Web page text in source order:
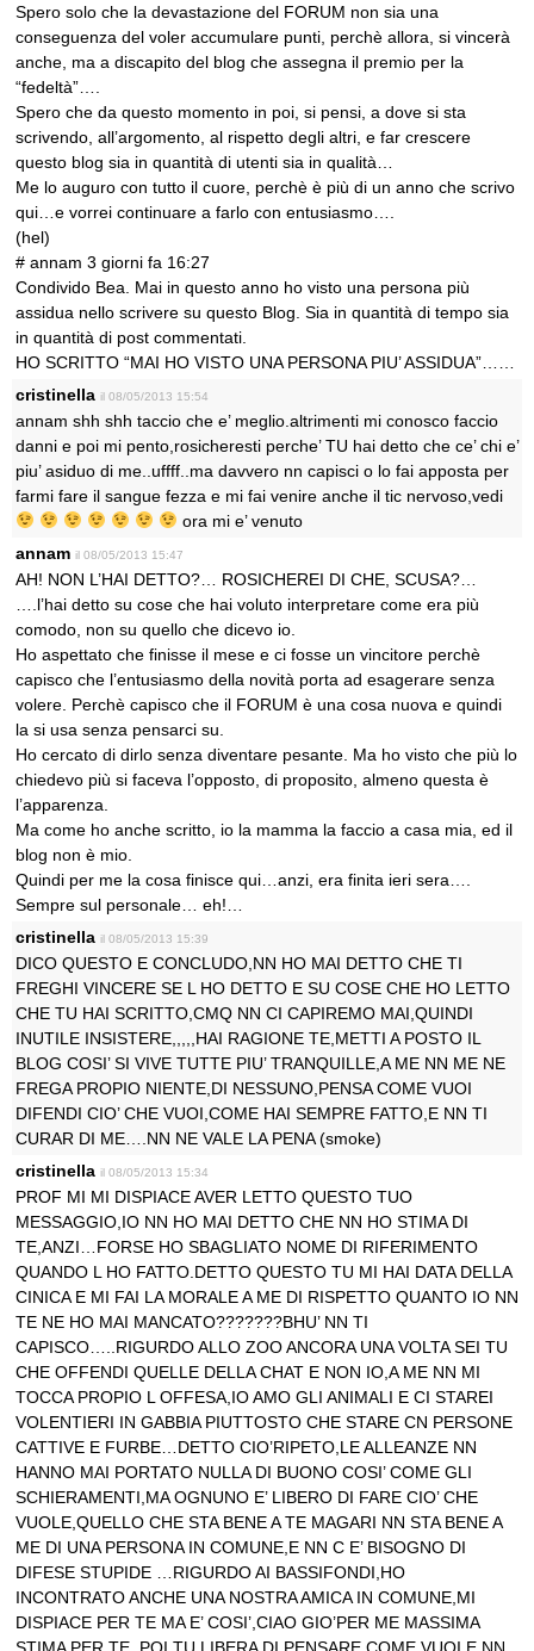
Spero solo che la devastazione del FORUM non sia una
conseguenza del voler accumulare punti, perchè allora, si vincerà
anche, ma a discapito del blog che assegna il premio per la
“fedeltà”….
Spero che da questo momento in poi, si pensi, a dove si sta
scrivendo, all’argomento, al rispetto degli altri, e far crescere
questo blog sia in quantità di utenti sia in qualità…
Me lo auguro con tutto il cuore, perchè è più di un anno che scrivo
qui…e vorrei continuare a farlo con entusiasmo….
(hel)
# annam 3 giorni fa 16:27
Condivido Bea. Mai in questo anno ho visto una persona più
assidua nello scrivere su questo Blog. Sia in quantità di tempo sia
in quantità di post commentati.
HO SCRITTO “MAI HO VISTO UNA PERSONA PIU’ ASSIDUA”……
cristinella il 08/05/2013 15:54
annam shh shh taccio che e’ meglio.altrimenti mi conosco faccio
danni e poi mi pento,rosicheresti perche’ TU hai detto che ce’ chi e’
piu’ asiduo di me..uffff..ma davvero nn capisci o lo fai apposta per
farmi fare il sangue fezza e mi fai venire anche il tic nervoso,vedi
ora mi e’ venuto
annam il 08/05/2013 15:47
AH! NON L’HAI DETTO?… ROSICHEREI DI CHE, SCUSA?…
….l’hai detto su cose che hai voluto interpretare come era più
comodo, non su quello che dicevo io.
Ho aspettato che finisse il mese e ci fosse un vincitore perchè
capisco che l’entusiasmo della novità porta ad esagerare senza
volere. Perchè capisco che il FORUM è una cosa nuova e quindi
la si usa senza pensarci su.
Ho cercato di dirlo senza diventare pesante. Ma ho visto che più lo
chiedevo più si faceva l’opposto, di proposito, almeno questa è
l’apparenza.
Ma come ho anche scritto, io la mamma la faccio a casa mia, ed il
blog non è mio.
Quindi per me la cosa finisce qui…anzi, era finita ieri sera….
Sempre sul personale… eh!…
cristinella il 08/05/2013 15:39
DICO QUESTO E CONCLUDO,NN HO MAI DETTO CHE TI
FREGHI VINCERE SE L HO DETTO E SU COSE CHE HO LETTO
CHE TU HAI SCRITTO,CMQ NN CI CAPIREMO MAI,QUINDI
INUTILE INSISTERE,,,,,HAI RAGIONE TE,METTI A POSTO IL
BLOG COSI’ SI VIVE TUTTE PIU’ TRANQUILLE,A ME NN ME NE
FREGA PROPIO NIENTE,DI NESSUNO,PENSA COME VUOI
DIFENDI CIO’ CHE VUOI,COME HAI SEMPRE FATTO,E NN TI
CURAR DI ME….NN NE VALE LA PENA (smoke)
cristinella il 08/05/2013 15:34
PROF MI MI DISPIACE AVER LETTO QUESTO TUO
MESSAGGIO,IO NN HO MAI DETTO CHE NN HO STIMA DI
TE,ANZI…FORSE HO SBAGLIATO NOME DI RIFERIMENTO
QUANDO L HO FATTO.DETTO QUESTO TU MI HAI DATA DELLA
CINICA E MI FAI LA MORALE A ME DI RISPETTO QUANTO IO NN
TE NE HO MAI MANCATO???????BHU’ NN TI
CAPISCO…..RIGURDO ALLO ZOO ANCORA UNA VOLTA SEI TU
CHE OFFENDI QUELLE DELLA CHAT E NON IO,A ME NN MI
TOCCA PROPIO L OFFESA,IO AMO GLI ANIMALI E CI STAREI
VOLENTIERI IN GABBIA PIUTTOSTO CHE STARE CN PERSONE
CATTIVE E FURBE…DETTO CIO’RIPETO,LE ALLEANZE NN
HANNO MAI PORTATO NULLA DI BUONO COSI’ COME GLI
SCHIERAMENTI,MA OGNUNO E’ LIBERO DI FARE CIO’ CHE
VUOLE,QUELLO CHE STA BENE A TE MAGARI NN STA BENE A
ME DI UNA PERSONA IN COMUNE,E NN C E’ BISOGNO DI
DIFESE STUPIDE …RIGURDO AI BASSIFONDI,HO
INCONTRATO ANCHE UNA NOSTRA AMICA IN COMUNE,MI
DISPIACE PER TE MA E’ COSI’,CIAO GIO’PER ME MASSIMA
STIMA PER TE .POI TU LIBERA DI PENSARE COME VUOI,E NN